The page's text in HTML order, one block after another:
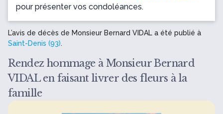
pour présenter vos condoléances.
L’avis de décès de Monsieur Bernard VIDAL a été publié à
Saint-Denis (93).
Rendez hommage à Monsieur Bernard
VIDAL en faisant livrer des fleurs à la
famille